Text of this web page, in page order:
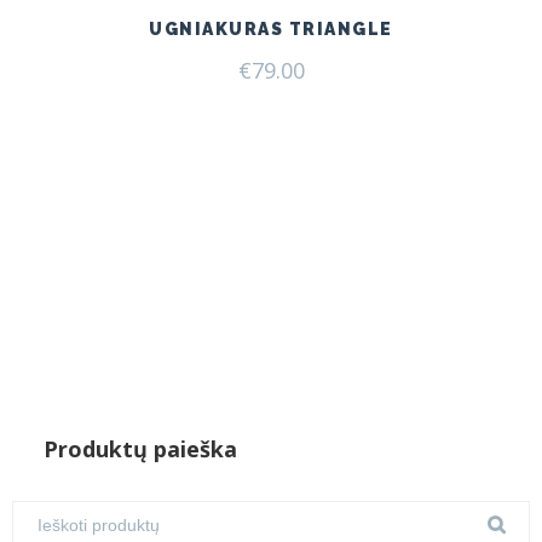
UGNIAKURAS TRIANGLE
€79.00
Produktų paieška